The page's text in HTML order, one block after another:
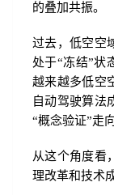
的叠加共振。
过去，低空空
处于“冻结”状
越来越多低空
自动驾驶算法
“概念验证”走
从这个角度看
理改革和技术